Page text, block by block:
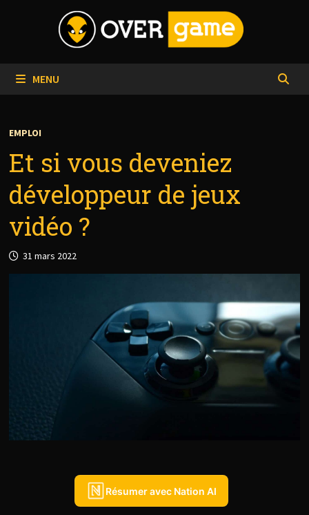
MENU
EMPLOI
Et si vous deveniez
développeur de jeux
vidéo ?
31 mars 2022
Résumer avec Nation AI